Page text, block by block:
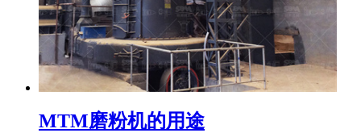
MTM磨粉机的用途